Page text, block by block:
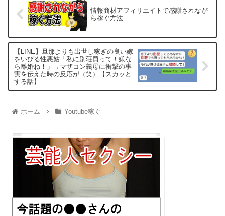
情報商材アフィリエイトで感謝されなが
ら稼ぐ方法
【LINE】旦那よりも出世し稼ぎの良い嫁
をいびる性悪姑「私に別荘買って！嫌な
ら離婚ね！」→マザコン義母に衝撃の事
実を伝えた時の反応が（笑）【スカッと
する話】
ホーム Youtube稼ぐ